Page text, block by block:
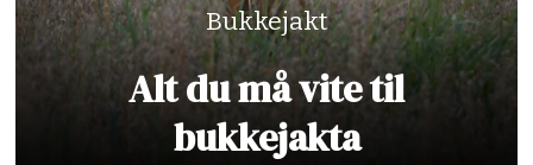
Bukkejakt
Alt du må vite til
bukkejakta